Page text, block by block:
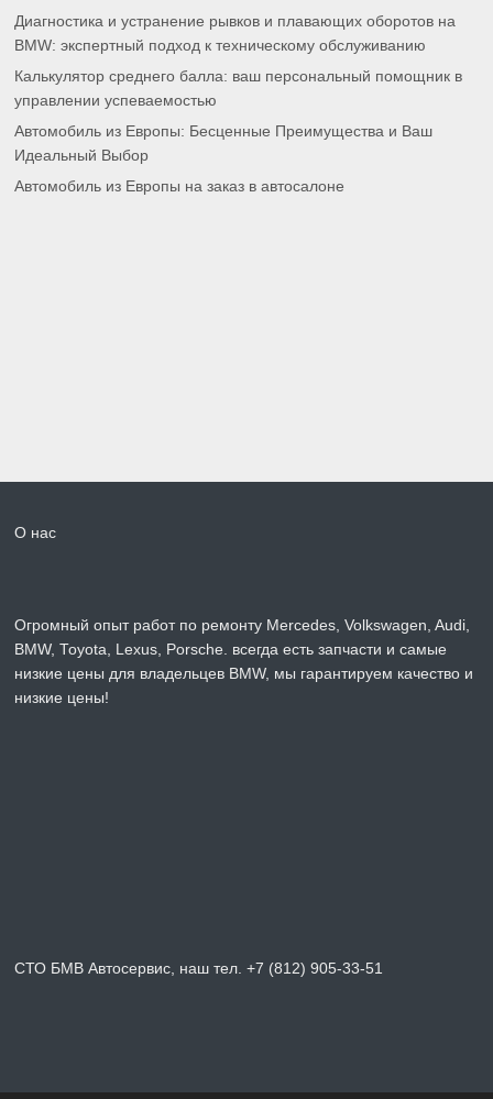
Диагностика и устранение рывков и плавающих оборотов на
BMW: экспертный подход к техническому обслуживанию
Калькулятор среднего балла: ваш персональный помощник в
управлении успеваемостью
Автомобиль из Европы: Бесценные Преимущества и Ваш
Идеальный Выбор
Автомобиль из Европы на заказ в автосалоне
О нас
Огромный опыт работ по ремонту Mercedes, Volkswagen, Audi,
BMW, Toyota, Lexus, Porsche. всегда есть запчасти и самые
низкие цены для владельцев BMW, мы гарантируем качество и
низкие цены!
СТО БМВ Автосервис, наш тел. +7 (812) 905-33-51